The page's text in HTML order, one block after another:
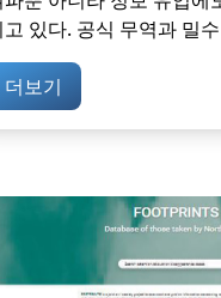
고 있다. 공식 무역과 밀
더보기